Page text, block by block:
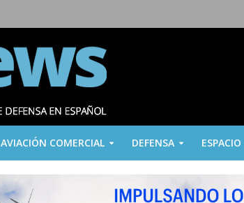
AVIACIÓN COMERCIAL DEFENSA ESPACIO